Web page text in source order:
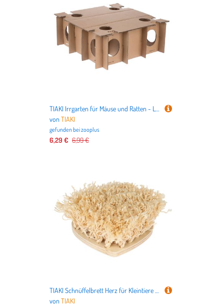
TIAKI Irrgarten für Mäuse und Ratten - L 48 x B 48 x H 18 cm
vonTIAKI
gefunden beizooplus
6,29 € 6,99 €
TIAKI Schnüffelbrett Herz für Kleintiere - ca. L 30 x B 30 x H 10 cm
vonTIAKI